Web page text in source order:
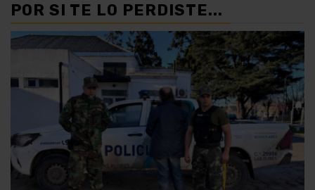
POR SI TE LO PERDISTE...